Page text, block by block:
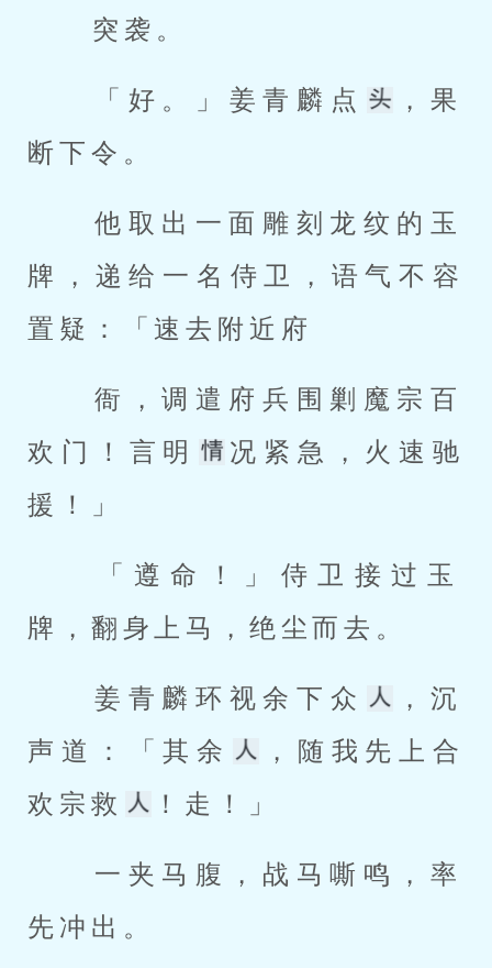
突袭。
「好。」姜青麟点
，果
断下令。
牌，递给一名侍卫，语气不容
置疑：「速去附近府
欢门！言明
况紧急，火速驰
援！」
牌，翻身上马，绝尘而去。
姜青麟环视余下众
，沉
声道：「其余
，随我先上合
欢宗救
！走！」
先冲出。